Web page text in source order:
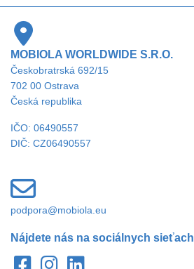
MOBIOLA WORLDWIDE S.R.O.
Českobratrská 692/15
702 00 Ostrava
Česká republika
IČO: 06490557
DIČ: CZ06490557
podpora@mobiola.eu
Nájdete nás na sociálnych sieťach